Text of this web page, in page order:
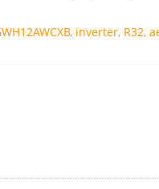
, inverter, R32,